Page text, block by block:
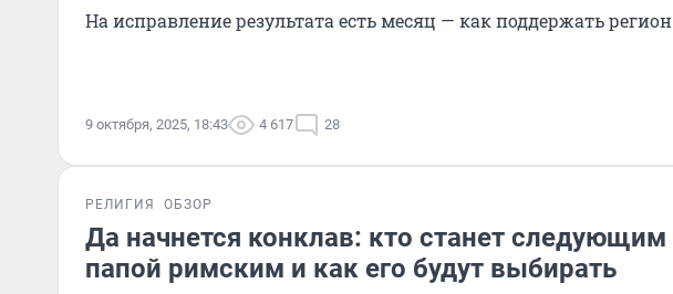
На исправление результата есть месяц — как поддержать регион
9 октября, 2025, 18:43 4 617 28
РЕЛИГИЯ ОБЗОР
Да начнется конклав: кто станет следующим
папой римским и как его будут выбирать